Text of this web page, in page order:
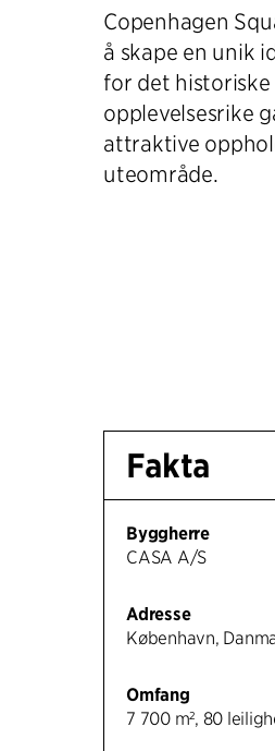
Copenhagen
å skape en unik
for det
opplevelsesrike
attraktive
uteområde.
Fakta
Byggherre
CASA A/S
Adresse
København,
Omfang
7 700 m², 80